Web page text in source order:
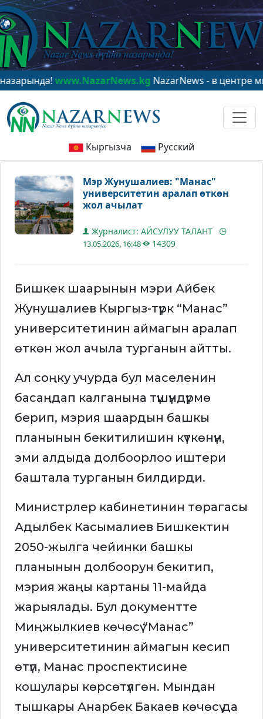
www.NazarNews.kgNazarNews - в центре
Кыргызча Русский
Мэр Жунушалиев: "Манас"
университетин аралап өткөн
жол ачылат
Журналист: АЙСУЛУУ ТАЛАНТ
13.05.2026, 16:48 14309
Бишкек шаарынын мэри Айбек
Жунушалиев Кыргыз-түрк “Манас”
университетинин аймагын аралап
өткөн жол ачыла турганын айтты.
Ал соңку учурда бул маселенин
басаңдап калганына түшүндүрмө
берип, мэрия шаардын башкы
планынын бекитилишин күткөнүн,
эми алдыда долбоорлоо иштери
баштала турганын билдирди.
Министрлер кабинетинин төрагасы
Адылбек Касымалиев Бишкектин
2050-жылга чейинки башкы
планынын долбоорун бекитип,
мэрия жаңы картаны 11-майда
жарыялады. Бул документте
Миңжылкиев көчөсү “Манас”
университетинин аймагын кесип
өтүп, Манас проспектисине
кошулары көрсөтүлгөн. Мындан
тышкары Анарбек Бакаев көчөсү да